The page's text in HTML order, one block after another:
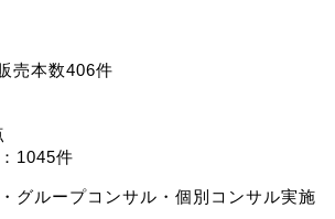
売本数406件
1045件
グループコンサル・個別コンサル実施